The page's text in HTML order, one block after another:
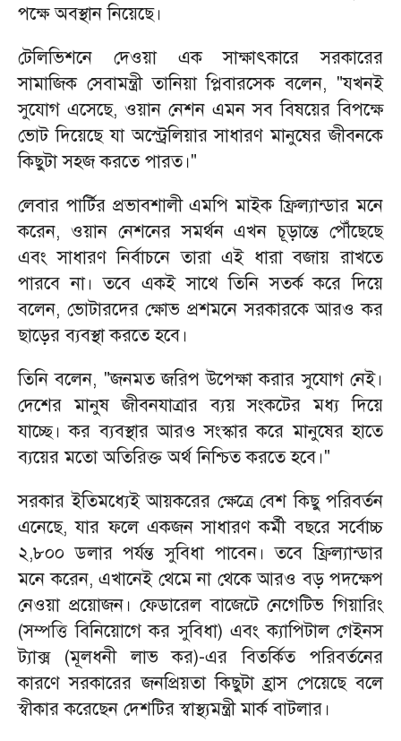
পক্ষে অবস্থান নিয়েছে।
টেলিভিশনে দেওয়া এক সাক্ষাৎকারে সরকারের
সামাজিক সেবামন্ত্রী তানিয়া প্লিবারসেক বলেন, "যখনই
সুযোগ এসেছে, ওয়ান নেশন এমন সব বিষয়ের বিপক্ষে
ভোট দিয়েছে যা অস্ট্রেলিয়ার সাধারণ মানুষের জীবনকে
কিছুটা সহজ করতে পারত।"
লেবার পার্টির প্রভাবশালী এমপি মাইক ফ্রিল্যান্ডার মনে
করেন, ওয়ান নেশনের সমর্থন এখন চূড়ান্তে পৌঁছেছে
এবং সাধারণ নির্বাচনে তারা এই ধারা বজায় রাখতে
পারবে না। তবে একই সাথে তিনি সতর্ক করে দিয়ে
বলেন, ভোটারদের ক্ষোভ প্রশমনে সরকারকে আরও কর
ছাড়ের ব্যবস্থা করতে হবে।
তিনি বলেন, "জনমত জরিপ উপেক্ষা করার সুযোগ নেই।
দেশের মানুষ জীবনযাত্রার ব্যয় সংকটের মধ্য দিয়ে
যাচ্ছে। কর ব্যবস্থার আরও সংস্কার করে মানুষের হাতে
ব্যয়ের মতো অতিরিক্ত অর্থ নিশ্চিত করতে হবে।"
সরকার ইতিমধ্যেই আয়করের ক্ষেত্রে বেশ কিছু পরিবর্তন
এনেছে, যার ফলে একজন সাধারণ কর্মী বছরে সর্বোচ্চ
২,৮০০ ডলার পর্যন্ত সুবিধা পাবেন। তবে ফ্রিল্যান্ডার
মনে করেন, এখানেই থেমে না থেকে আরও বড় পদক্ষেপ
নেওয়া প্রয়োজন। ফেডারেল বাজেটে নেগেটিভ গিয়ারিং
(সম্পত্তি বিনিয়োগে কর সুবিধা) এবং ক্যাপিটাল গেইনস
ট্যাক্স (মূলধনী লাভ কর)-এর বিতর্কিত পরিবর্তনের
কারণে সরকারের জনপ্রিয়তা কিছুটা হ্রাস পেয়েছে বলে
স্বীকার করেছেন দেশটির স্বাস্থ্যমন্ত্রী মার্ক বাটলার।